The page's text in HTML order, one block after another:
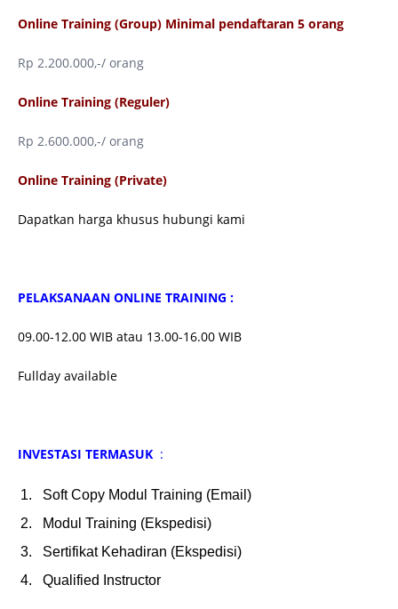
Online Training (Group) Minimal pendaftaran 5 orang
Rp 2.200.000,-/ orang
Online Training (Reguler)
Rp 2.600.000,-/ orang
Online Training (Private)
Dapatkan harga khusus hubungi kami
PELAKSANAAN ONLINE TRAINING :
09.00-12.00 WIB atau 13.00-16.00 WIB
Fullday available
INVESTASI TERMASUK :
Soft Copy Modul Training (Email)
Modul Training (Ekspedisi)
Sertifikat Kehadiran (Ekspedisi)
Qualified Instructor